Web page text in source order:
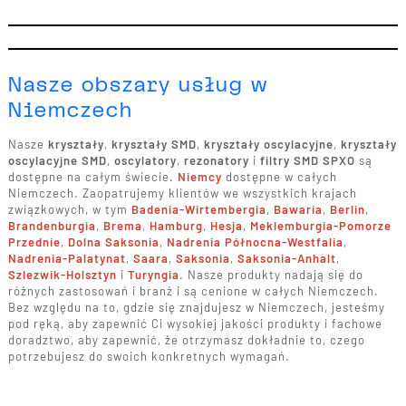
Nasze obszary usług w
Niemczech
Nasze kryształy, kryształy SMD, kryształy oscylacyjne, kryształy
oscylacyjne SMD, oscylatory, rezonatory i filtry SMD SPXO są
dostępne na całym świecie. Niemcy dostępne w całych
Niemczech. Zaopatrujemy klientów we wszystkich krajach
związkowych, w tym Badenia-Wirtembergia, Bawaria, Berlin,
Brandenburgia, Brema, Hamburg, Hesja, Meklemburgia-Pomorze
Przednie, Dolna Saksonia, Nadrenia Północna-Westfalia,
Nadrenia-Palatynat, Saara, Saksonia, Saksonia-Anhalt,
Szlezwik-Holsztyn i Turyngia. Nasze produkty nadają się do
różnych zastosowań i branż i są cenione w całych Niemczech.
Bez względu na to, gdzie się znajdujesz w Niemczech, jesteśmy
pod ręką, aby zapewnić Ci wysokiej jakości produkty i fachowe
doradztwo, aby zapewnić, że otrzymasz dokładnie to, czego
potrzebujesz do swoich konkretnych wymagań.